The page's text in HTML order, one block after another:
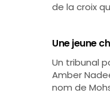
de la croix
Une jeune
Un tribunal
Amber
nom de